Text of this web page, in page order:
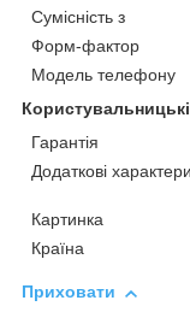
Сумісність з
Форм-фактор
Модель телефону
Гарантія
Додаткові
Картинка
Країна
Приховати